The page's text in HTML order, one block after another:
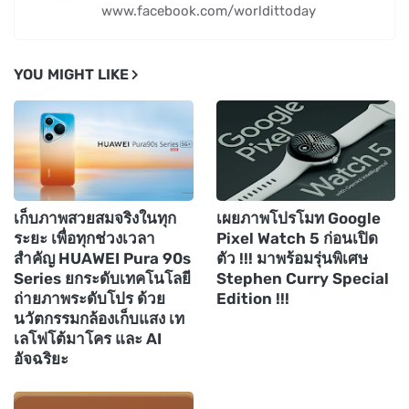
www.facebook.com/worldittoday
YOU MIGHT LIKE
เก็บภาพสวยสมจริงในทุก
ระยะ เพื่อทุกช่วงเวลา
สำคัญ HUAWEI Pura 90s
Series ยกระดับเทคโนโลยี
ถ่ายภาพระดับโปร ด้วย
นวัตกรรมกล้องเก็บแสง เท
เลโฟโต้มาโคร และ AI
อัจฉริยะ
เผยภาพโปรโมท Google
Pixel Watch 5 ก่อนเปิด
ตัว !!! มาพร้อมรุ่นพิเศษ
Stephen Curry Special
Edition !!!